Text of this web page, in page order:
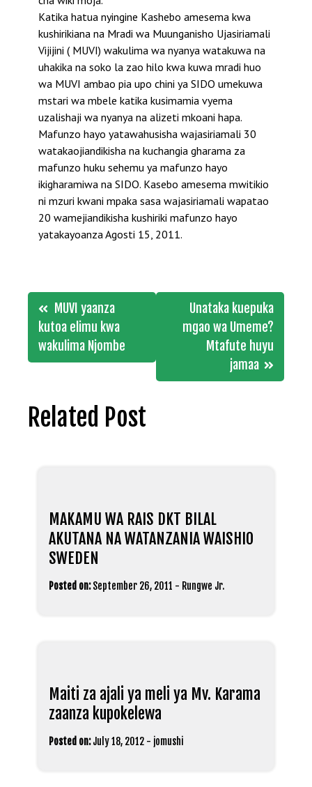
Katika hatua nyingine Kashebo amesema kwa
kushirikiana na Mradi wa Muunganisho Ujasiriamali
Vijijini ( MUVI) wakulima wa nyanya watakuwa na
uhakika na soko la zao hilo kwa kuwa mradi huo
wa MUVI ambao pia upo chini ya SIDO umekuwa
mstari wa mbele katika kusimamia vyema
uzalishaji wa nyanya na alizeti mkoani hapa.
Mafunzo hayo yatawahusisha wajasiriamali 30
watakaojiandikisha na kuchangia gharama za
mafunzo huku sehemu ya mafunzo hayo
ikigharamiwa na SIDO. Kasebo amesema mwitikio
ni mzuri kwani mpaka sasa wajasiriamali wapatao
20 wamejiandikisha kushiriki mafunzo hayo
yatakayoanza Agosti 15, 2011.
Post
navigation
MUVI yaanza
kutoa elimu kwa
wakulima Njombe
Unataka kuepuka
mgao wa Umeme?
Mtafute huyu
jamaa
Related Post
MAKAMU WA RAIS DKT BILAL
AKUTANA NA WATANZANIA WAISHIO
SWEDEN
Posted on: September 26, 2011 - Rungwe Jr.
Maiti za ajali ya meli ya Mv. Karama
zaanza kupokelewa
Posted on: July 18, 2012 - jomushi